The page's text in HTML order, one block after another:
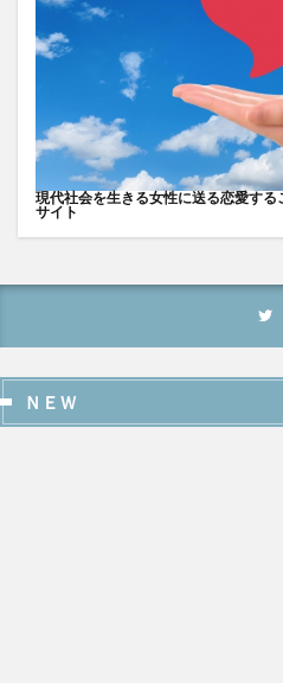
現代社会を生きる女性に送る恋愛す
サイト
ＮＥＷ